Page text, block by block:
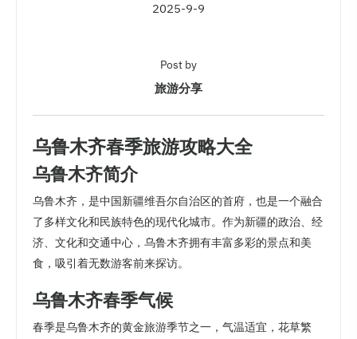
2025-9-9
Post by
旅游分享
乌鲁木齐春季旅游攻略大全
乌鲁木齐简介
乌鲁木齐，是中国新疆维吾尔自治区的首府，也是一个融合
了多样文化和民族特色的现代化城市。作为新疆的政治、经
济、文化和交通中心，乌鲁木齐拥有丰富多彩的景点和美
食，吸引着无数游客前来探访。
乌鲁木齐春季气候
春季是乌鲁木齐的黄金旅游季节之一，气温适宜，花草繁